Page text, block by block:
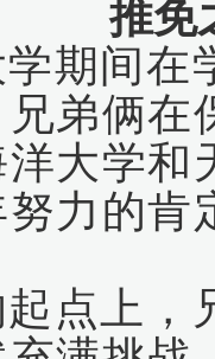
推免
期间在
弟俩在
大学和
力的肯
点上，